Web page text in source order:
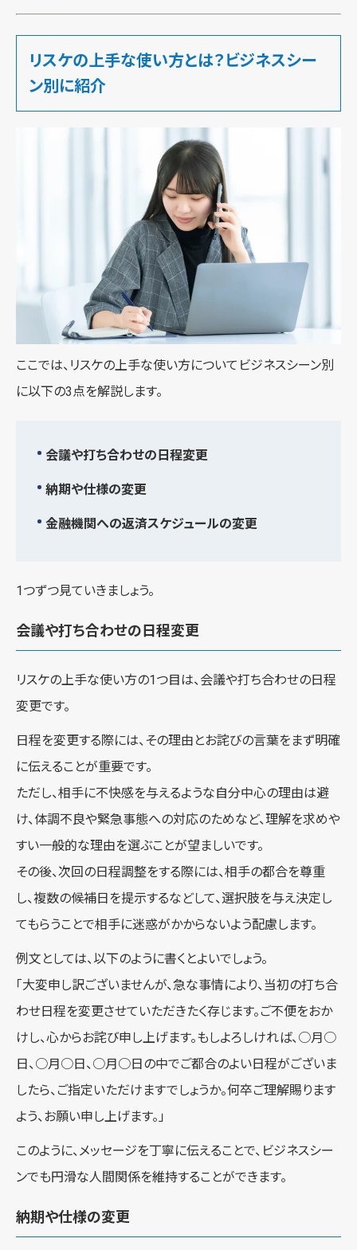
リスケの上手な使い方とは？ビジネスシー
ン別に紹介
ここでは、リスケの上手な使い方についてビジネスシーン別
に以下の3点を解説します。
会議や打ち合わせの日程変更
納期や仕様の変更
金融機関への返済スケジュールの変更
1つずつ見ていきましょう。
会議や打ち合わせの日程変更
リスケの上手な使い方の1つ目は、会議や打ち合わせの日程
変更です。
日程を変更する際には、その理由とお詫びの言葉をまず明確
に伝えることが重要です。
ただし、相手に不快感を与えるような自分中心の理由は避
け、体調不良や緊急事態への対応のためなど、理解を求めや
すい一般的な理由を選ぶことが望ましいです。
その後、次回の日程調整をする際には、相手の都合を尊重
し、複数の候補日を提示するなどして、選択肢を与え決定し
てもらうことで相手に迷惑がかからないよう配慮します。
例文としては、以下のように書くとよいでしょう。
「大変申し訳ございませんが、急な事情により、当初の打ち合
わせ日程を変更させていただきたく存じます。ご不便をおか
けし、心からお詫び申し上げます。もしよろしければ、○月○
日、○月○日、○月○日の中でご都合のよい日程がございま
したら、ご指定いただけますでしょうか。何卒ご理解賜ります
よう、お願い申し上げます。」
このように、メッセージを丁寧に伝えることで、ビジネスシー
ンでも円滑な人間関係を維持することができます。
納期や仕様の変更